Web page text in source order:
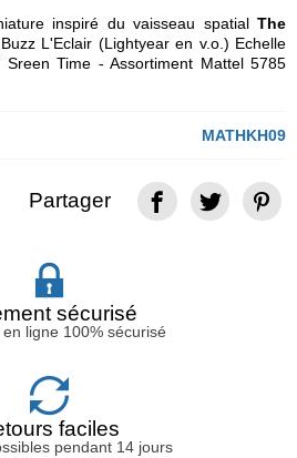
inspiré du vaisseau spatial The
L'Eclair (Lightyear en v.o.) Echelle
Time - Assortiment Mattel 5785
MATHKH09
Partager
sécurisé
ligne 100% sécurisé
faciles
pendant 14 jours